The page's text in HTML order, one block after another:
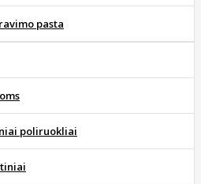
pasta
poliruokliai